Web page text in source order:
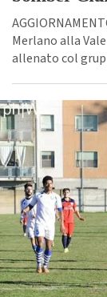
Merlano alla
allenato col